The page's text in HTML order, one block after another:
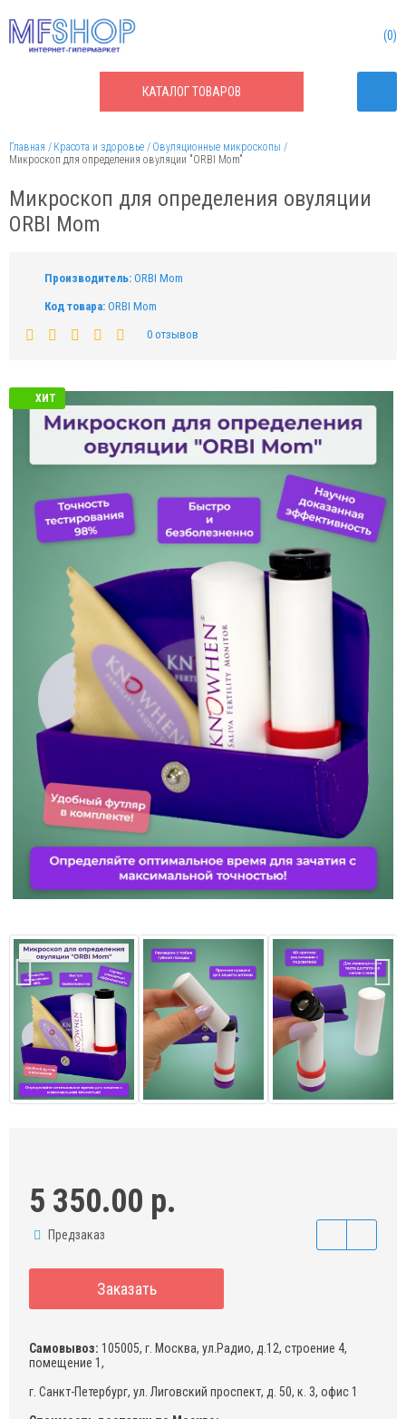
КАТАЛОГТОВАРОВ
0
Главная Красота и здоровье
Овуляционные микроскопы
Микроскоп для определения овуляции "ORBI Mom"
Микроскоп для определения овуляции
ORBI Mom
Производитель: ORBI Mom
Код товара: ORBI Mom
0 отзывов
ХИТ
5 350.00 р.
Предзаказ
Заказать
Самовывоз: 105005, г. Москва, ул.Радио, д.12, строение 4,
помещение 1,
г. Санкт-Петербург, ул. Лиговский проспект, д. 50, к. 3, офис 1